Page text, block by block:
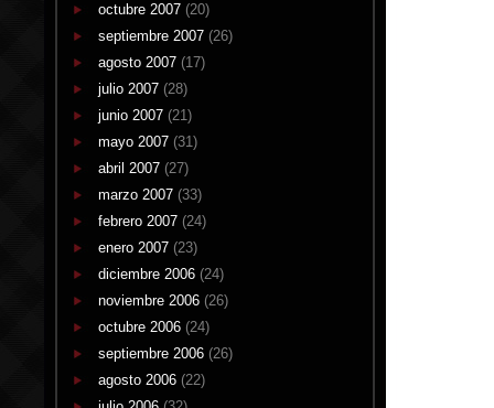
octubre 2007 (20)
septiembre 2007 (26)
agosto 2007 (17)
julio 2007 (28)
junio 2007 (21)
mayo 2007 (31)
abril 2007 (27)
marzo 2007 (33)
febrero 2007 (24)
enero 2007 (23)
diciembre 2006 (24)
noviembre 2006 (26)
octubre 2006 (24)
septiembre 2006 (26)
agosto 2006 (22)